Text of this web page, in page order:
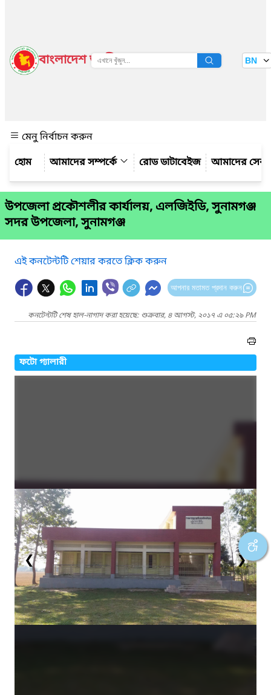
বাংলাদেশ জাতীয় তথ্য বাতায়ন BN
মেনু নির্বাচন করুন
আমাদের সম্পর্কে
রোড ডাটাবেইজ আমাদের সেবা
উপজেলা প্রকৌশলীর কার্যালয়, এলজিইডি, সুনামগঞ্জ
সদর উপজেলা, সুনামগঞ্জ
এই কনটেন্টটি শেয়ার করতে ক্লিক করুন
আপনার মতামত প্রদান করুন
কনটেন্টটি শেষ হাল-নাগাদ করা হয়েছে: শুক্রবার, ৪ আগস্ট, ২০১৭ এ ০৫:২৯ PM
ফটো গ্যালারী
❮ ❯